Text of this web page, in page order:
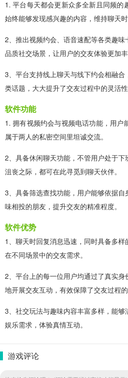
1. 平台每天都会更新众多全新且同频的
始终能够发现感兴趣的内容，维持聊天时
2、推出视频约会、语音速配等各类趣
品质社交场景，让用户的交友体验更加丰
3、平台支持线上聊天与线下约会相融
类话题，大大提升了交友过程中的灵活性
软件功能
1. 拥有视频约会与视频电话功能，用户
属于两人的私密空间里坦诚交流。
2、具备休闲聊天功能，不管用户处于
沮丧之际，都可在此寻觅到聊天伙伴。
3、具备筛选查找功能，用户能够依据
味相投的朋友，提升交友的精准程度。
软件优势
1、聊天时回复消息迅速，同时具备多
在不同场景中的交友需求。
2、平台上的每一位用户均通过了真实
地开展交友互动，有效保障了交友过程的
3、社交玩法与趣味内容丰富多样，能
娱乐需求，体验真情互动。
游戏评论